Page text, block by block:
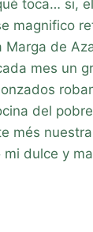
toca… si, el
magnifico
Marga de
mes un
del pobre
més nuestra
dulce y